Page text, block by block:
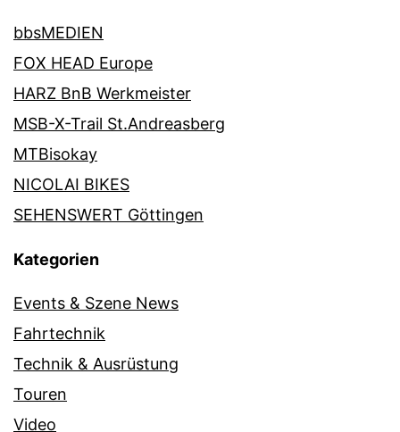
bbsMEDIEN
FOX HEAD Europe
HARZ BnB Werkmeister
MSB-X-Trail St.Andreasberg
MTBisokay
NICOLAI BIKES
SEHENSWERT Göttingen
Kategorien
Events & Szene News
Fahrtechnik
Technik & Ausrüstung
Touren
Video